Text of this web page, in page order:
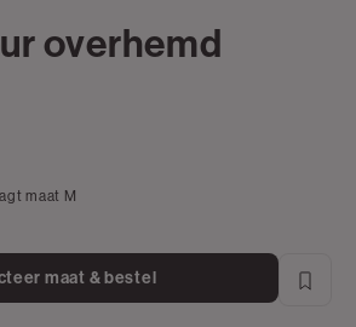
overhemd
maat M
maat & bestel